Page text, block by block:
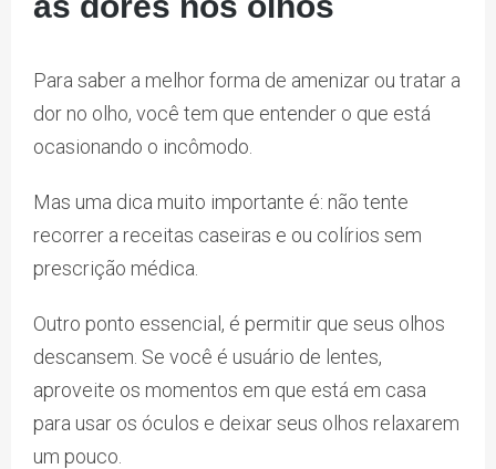
Para saber a melhor forma de amenizar ou tratar a
dor no olho, você tem que entender o que está
ocasionando o incômodo.
Mas uma dica muito importante é: não tente
recorrer a receitas caseiras e ou colírios sem
prescrição médica.
Outro ponto essencial, é permitir que seus olhos
descansem. Se você é usuário de lentes,
aproveite os momentos em que está em casa
para usar os óculos e deixar seus olhos relaxarem
um pouco.